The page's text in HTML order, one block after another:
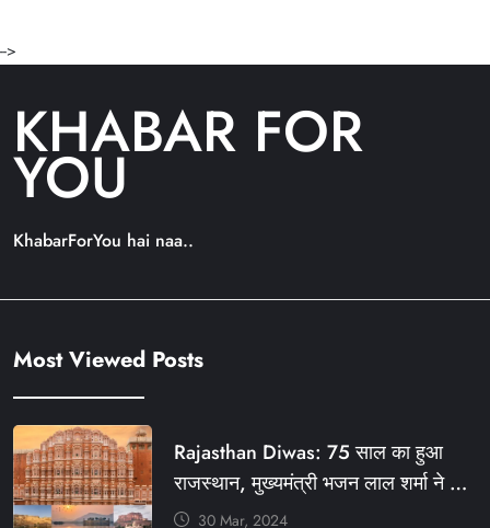
-->
KHABAR FOR
YOU
KhabarForYou hai naa..
Most Viewed Posts
Rajasthan Diwas: 75 साल का हुआ
राजस्थान, मुख्यमंत्री भजन लाल शर्मा ने दी
बधाई, आज फ्री रहेंगी ये सेवाएं
30 Mar, 2024